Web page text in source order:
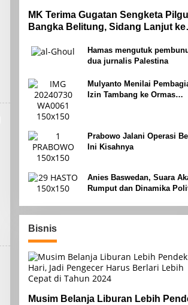
MK Terima Gugatan Sengketa
Bangka Belitung, Sidang Lanjut ke
Hamas mengutuk
dua jurnalis Palestina
Mulyanto Menilai
Izin Tambang ke Ormas
Prabowo Jalani Operasi
Ini Kisahnya
Anies Baswedan, Suara
Rumput dan Dinamika
Bisnis
Musim Belanja Liburan Lebih